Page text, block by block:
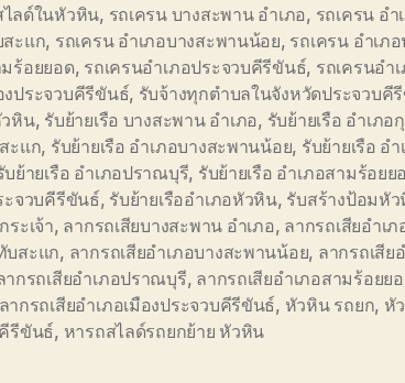
ไลด์ในหัวหิน, รถเครน บางสะพาน อำเภอ, รถเครน อำ
สะแก, รถเครน อำเภอบางสะพานน้อย, รถเครน อำเภ
ร้อยยอด, รถเครนอำเภอประจวบคีรีขันธ์, รถเครนอำ
งประจวบคีรีขันธ์, รับจ้างทุกตำบลในจังหวัดประจวบคี
วหิน, รับย้ายเรือ บางสะพาน อำเภอ, รับย้ายเรือ อำเภอ
ะแก, รับย้ายเรือ อำเภอบางสะพานน้อย, รับย้ายเรือ อำ
บย้ายเรือ อำเภอปราณบุรี, รับย้ายเรือ อำเภอสามร้อยย
ะจวบคีรีขันธ์, รับย้ายเรืออำเภอหัวหิน, รับสร้างป้อมหั
ระเจ้า, ลากรถเสียบางสะพาน อำเภอ, ลากรถเสียอำเ
บสะแก, ลากรถเสียอำเภอบางสะพานน้อย, ลากรถเสีย
ากรถเสียอำเภอปราณบุรี, ลากรถเสียอำเภอสามร้อยย
ลากรถเสียอำเภอเมืองประจวบคีรีขันธ์, หัวหิน รถยก, หั
รีขันธ์, หารถสไลด์รถยกย้าย หัวหิน